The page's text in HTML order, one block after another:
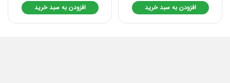
افزودن به سبد خرید افزودن به سبد خرید